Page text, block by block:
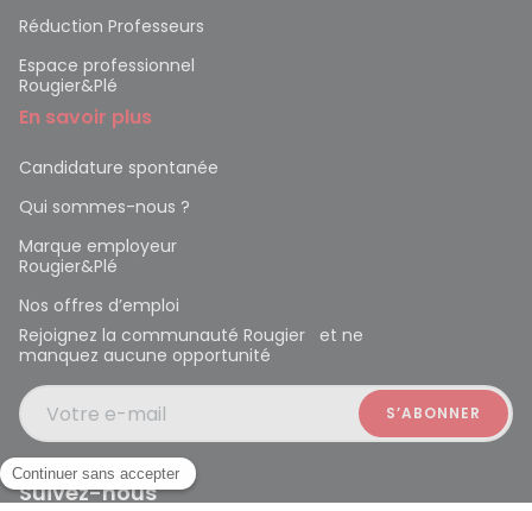
Réduction Professeurs
Espace professionnel
Rougier&Plé
En savoir plus
Candidature spontanée
Qui sommes-nous ?
Marque employeur
Rougier&Plé
Nos offres d’emploi
Rejoignez la communauté Rougier et ne
manquez aucune opportunité
Votre e-mail
Suivez-nous